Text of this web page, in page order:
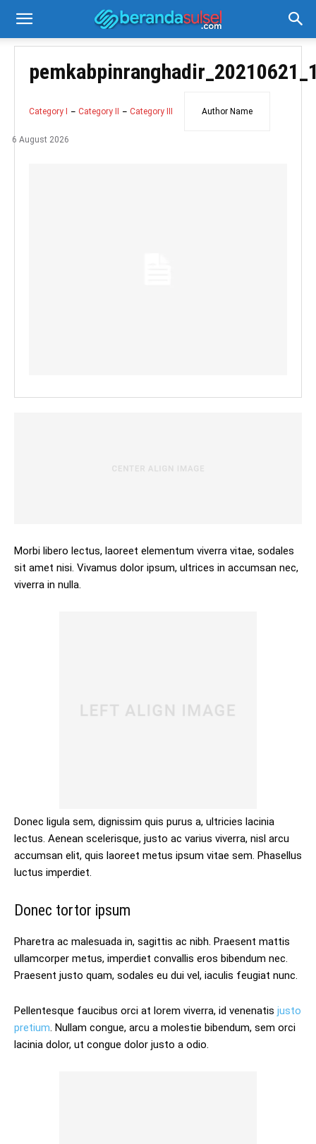
Category I Category II Category III Author Name
6 August 2026
Morbi libero lectus, laoreet elementum viverra vitae, sodales
sit amet nisi. Vivamus dolor ipsum, ultrices in accumsan nec,
viverra in nulla.
Donec ligula sem, dignissim quis purus a, ultricies lacinia
lectus. Aenean scelerisque, justo ac varius viverra, nisl arcu
accumsan elit, quis laoreet metus ipsum vitae sem. Phasellus
luctus imperdiet.
Donec tortor ipsum
Pharetra ac malesuada in, sagittis ac nibh. Praesent mattis
ullamcorper metus, imperdiet convallis eros bibendum nec.
Praesent justo quam, sodales eu dui vel, iaculis feugiat nunc.
Pellentesque faucibus orci at lorem viverra, id venenatis justo
pretium. Nullam congue, arcu a molestie bibendum, sem orci
lacinia dolor, ut congue dolor justo a odio.